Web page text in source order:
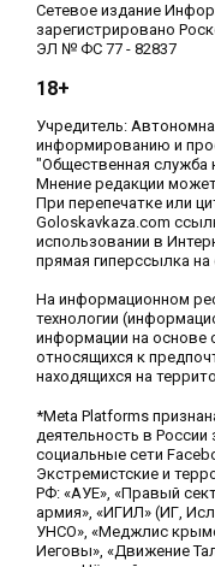
Сетевое издание
зарегистрировано
ЭЛ № ФС 77 - 82837
18+
Учредитель:
информированию и
"Общественная служба
Мнение редакции
При перепечатке или
Goloskavkaza.com
использовании в
прямая гиперссылка
На информационном
технологии
информации на основе
относящихся к
находящихся на
*Meta Platforms
деятельность в
социальные сети
Экстремистские и
РФ: «АУЕ», «Правый
армия», «ИГИЛ» (ИГ,
УНСО», «Меджлис
Иеговы», «Движение